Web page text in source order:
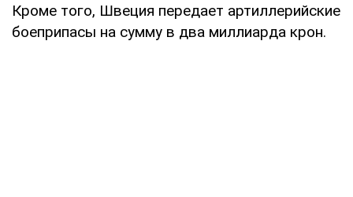
Кроме того, Швеция передает артиллерийские
боеприпасы на сумму в два миллиарда крон.